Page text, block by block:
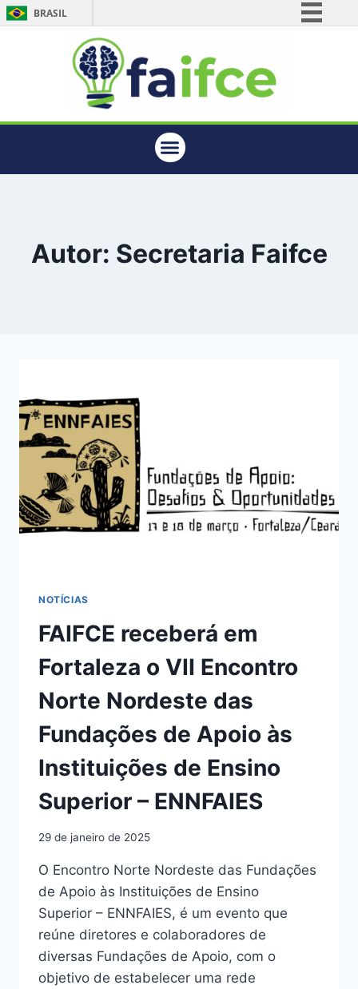
BRASIL
Participe
Autor: Secretaria Faifce
NOTÍCIAS
FAIFCE receberá em
Fortaleza o VII Encontro
Norte Nordeste das
Fundações de Apoio às
Instituições de Ensino
Superior – ENNFAIES
29 de janeiro de 2025
O Encontro Norte Nordeste das Fundações
de Apoio às Instituições de Ensino
Superior – ENNFAIES, é um evento que
reúne diretores e colaboradores de
diversas Fundações de Apoio, com o
objetivo de estabelecer uma rede